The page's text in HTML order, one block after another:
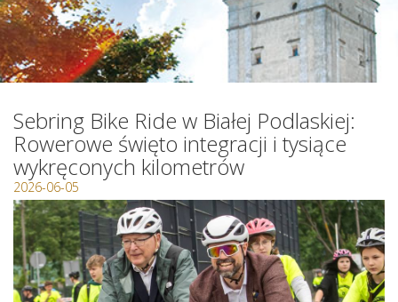
Sebring Bike Ride w Białej Podlaskiej:
Rowerowe święto integracji i tysiące
wykręconych kilometrów
2026-06-05